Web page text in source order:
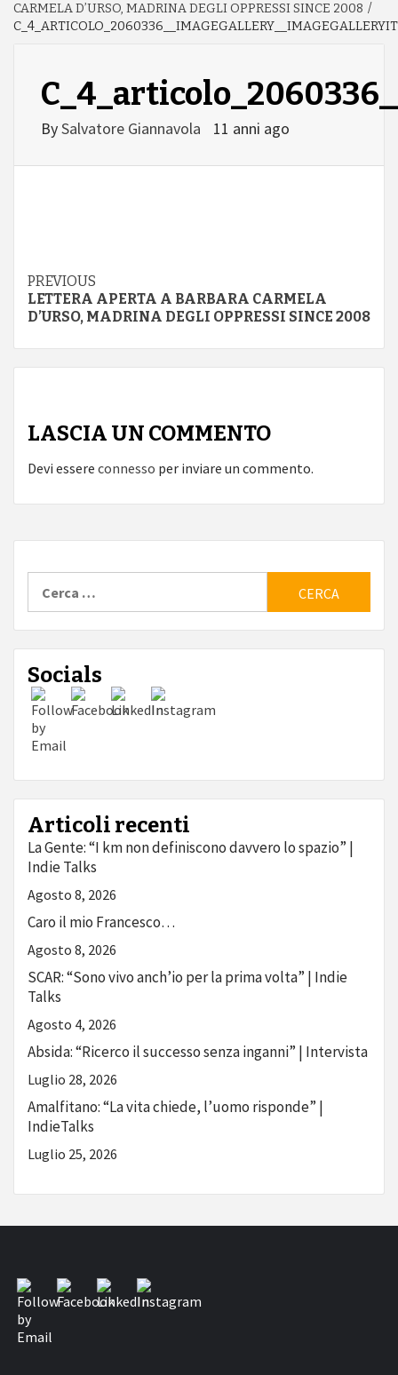
CARMELA D’URSO, MADRINA DEGLI OPPRESSI SINCE 2008
BySalvatore Giannavola 11 anni ago
Continue
Reading
PREVIOUS
LETTERA APERTA A BARBARA CARMELA
D’URSO, MADRINA DEGLI OPPRESSI SINCE 2008
LASCIA UN COMMENTO
Devi essere connesso per inviare un commento.
per:
Socials
Articoli recenti
La Gente: “I km non definiscono davvero lo spazio” |
Indie Talks
Agosto 8, 2026
Caro il mio Francesco…
Agosto 8, 2026
SCAR: “Sono vivo anch’io per la prima volta” | Indie
Talks
Agosto 4, 2026
Absida: “Ricerco il successo senza inganni” | Intervista
Luglio 28, 2026
Amalfitano: “La vita chiede, l’uomo risponde” |
IndieTalks
Luglio 25, 2026